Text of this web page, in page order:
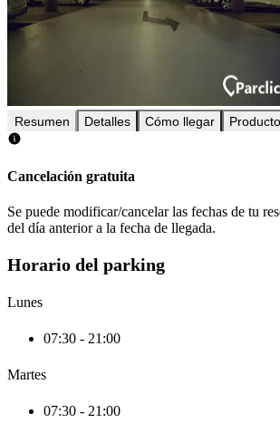
Resumen Detalles Cómo llegar
Cancelación gratuita
Se puede modificar/cancelar las fechas de tu
del día anterior a la fecha de llegada.
Horario del parking
Lunes
07:30 - 21:00
Martes
07:30 - 21:00